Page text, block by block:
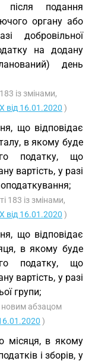
подання
органу або
добровільної
на додану
день
із змінами,
від 16.01.2020 )
що відповідає
в якому буде
податку, що
вартість, у разі
183 із змінами,
від 16.01.2020 )
що відповідає
в якому буде
податку, що
вартість, у разі
групи;
новим абзацом
)
місяця, в якому
і зборів, у